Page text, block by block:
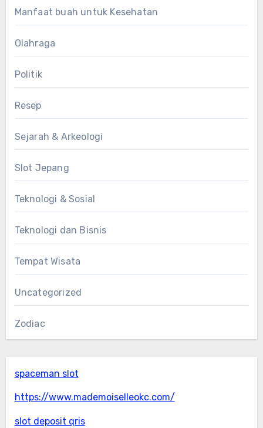
Manfaat buah untuk Kesehatan
Olahraga
Politik
Resep
Sejarah & Arkeologi
Slot Jepang
Teknologi & Sosial
Teknologi dan Bisnis
Tempat Wisata
Uncategorized
Zodiac
spaceman slot
https://www.mademoiselleokc.com/
slot deposit qris